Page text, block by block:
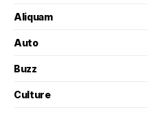
Aliquam
Auto
Buzz
Culture